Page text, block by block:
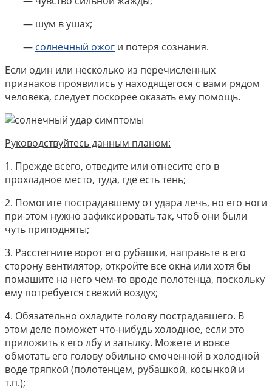
— шум в ушах;
— солнечный ожог и потеря сознания.
Если один или несколько из перечисленных
признаков проявились у находящегося с вами рядом
человека, следует поскорее оказать ему помощь.
Руководствуйтесь данным планом:
1. Прежде всего, отведите или отнесите его в
прохладное место, туда, где есть тень;
2. Помогите пострадавшему от удара лечь, но его ноги
при этом нужно зафиксировать так, чтоб они были
чуть приподняты;
3. Расстегните ворот его рубашки, направьте в его
сторону вентилятор, откройте все окна или хотя бы
помашите на него чем-то вроде полотенца, поскольку
ему потребуется свежий воздух;
4. Обязательно охладите голову пострадавшего. В
этом деле поможет что-нибудь холодное, если это
приложить к его лбу и затылку. Можете и вовсе
обмотать его голову обильно смоченной в холодной
воде тряпкой (полотенцем, рубашкой, косынкой и
т.п.);